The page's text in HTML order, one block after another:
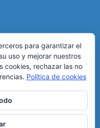
para garantizar el
uso y mejorar nuestros
cookies, rechazar las no
Política de cookies